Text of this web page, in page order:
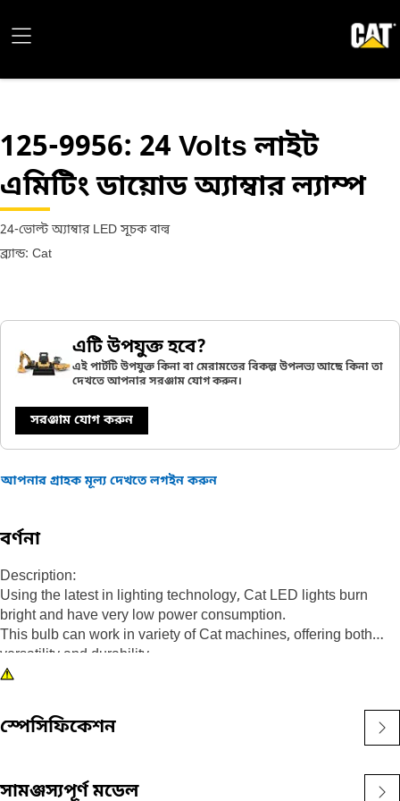
125-9956: 24 Volts লাইট
এমিটিং ডায়োড অ্যাম্বার ল্যাম্প
24-ভোল্ট অ্যাম্বার LED সূচক বাল্ব
ব্র্যান্ড: Cat
এটি উপযুক্ত হবে?
এই পার্টটি উপযুক্ত কিনা বা মেরামতের বিকল্প উপলভ্য আছে কিনা তা
দেখতে আপনার সরঞ্জাম যোগ করুন।
সরঞ্জাম যোগ করুন
আপনার গ্রাহক মূল্য দেখতে লগইন করুন
বর্ণনা
Description:
Using the latest in lighting technology, Cat LED lights burn
bright and have very low power consumption.
This bulb can work in variety of Cat machines, offering both
versatility and durability.
Attributes:
• 24V
• Slide base
• Single bulb
স্পেসিফিকেশন
সামঞ্জস্যপূর্ণ মডেল